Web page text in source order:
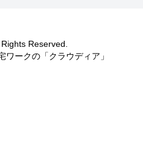
Reserved.
ワークの「クラウディア」